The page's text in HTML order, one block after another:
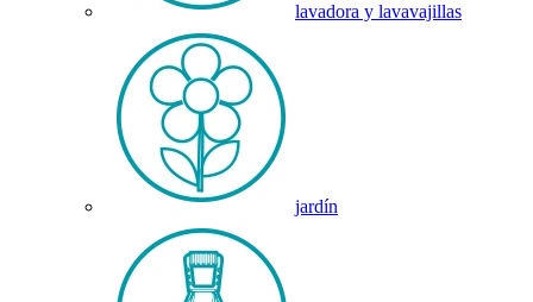
lavadora y lavavajillas
jardín